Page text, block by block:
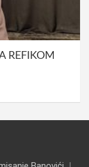
REFIKOM